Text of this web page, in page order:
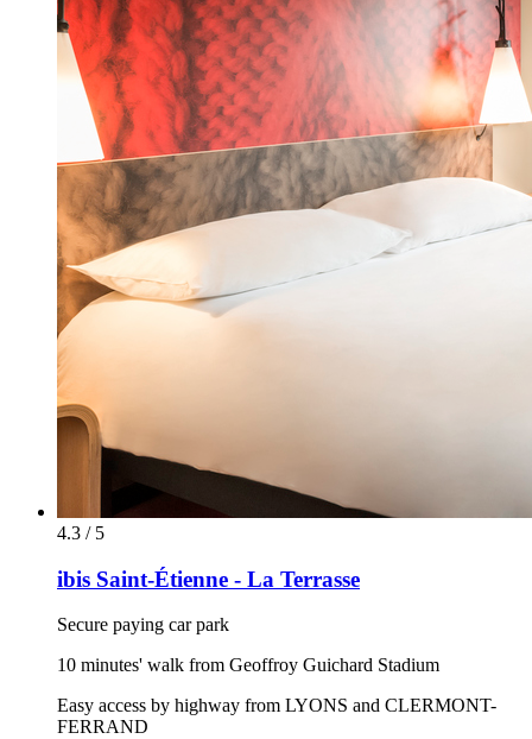
4.3 / 5
ibis Saint-Étienne - La Terrasse
Secure paying car park
10 minutes' walk from Geoffroy Guichard Stadium
Easy access by highway from LYONS and CLERMONT-
FERRAND